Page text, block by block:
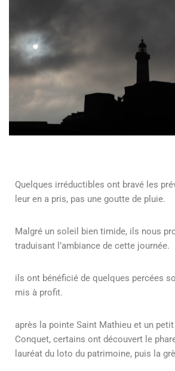
Quelques irréductibles ont bravé les
leur en a pris, pas une goutte de pluie.
Malgré un soleil bien timide, ils nous
traduisant l’ambiance de cette journée.
ils ont bénéficié de quelques percées
mis à profit.
après la pointe Saint Mathieu et un
Conquet, certains ont découvert le
lauréat du loto du patrimoine, puis la